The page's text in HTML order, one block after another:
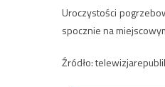
Uroczystości
spocznie na
Źródło: